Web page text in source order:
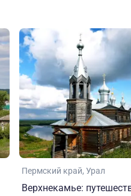
Пермский край Урал
Верхнекамье: